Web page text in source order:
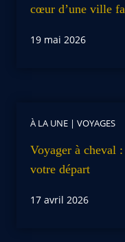
cœur d’une ville
19 mai 2026
À LA UNE | VOYAGES
Voyager à cheval
votre départ
17 avril 2026